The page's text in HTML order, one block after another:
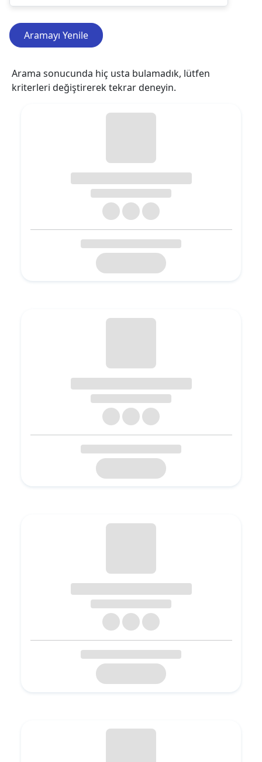
Aramayı Yenile
Arama sonucunda hiç usta bulamadık, lütfen
kriterleri değiştirerek tekrar deneyin.